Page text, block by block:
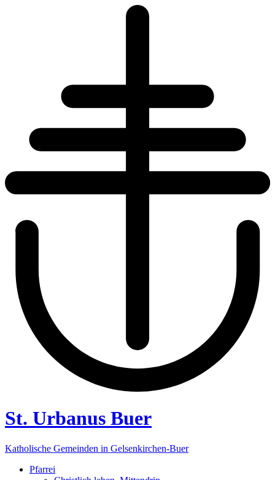
St. Urbanus Buer
Katholische Gemeinden in Gelsenkirchen-Buer
Pfarrei